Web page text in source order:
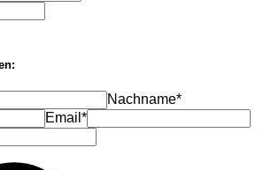
Nachname*
Email*